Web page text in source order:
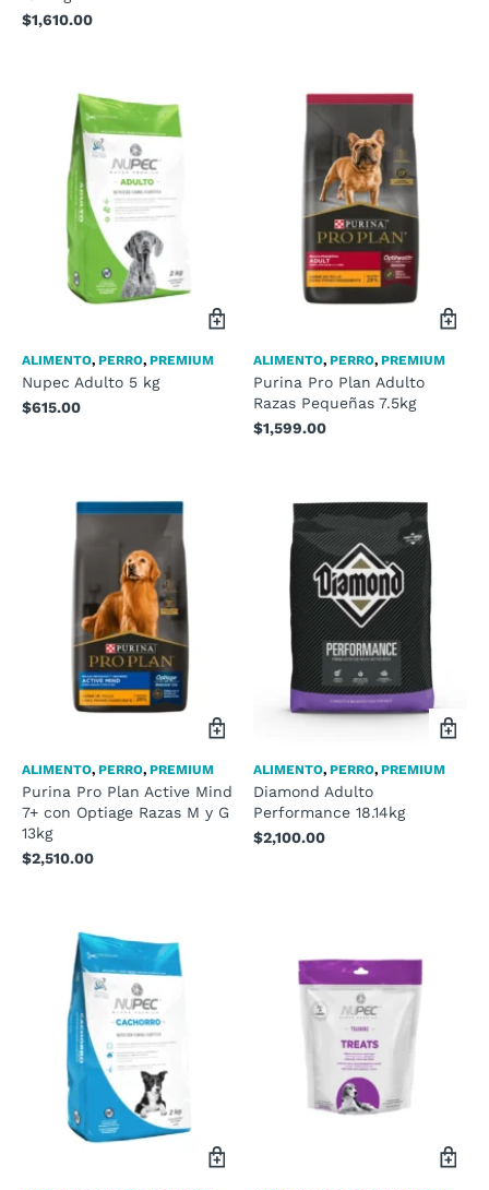
$1,610.00
ALIMENTO, PERRO, PREMIUM
Nupec Adulto 5 kg
$615.00
ALIMENTO,PERRO,PREMIUM
Purina Pro Plan Adulto
Razas Pequeñas 7.5kg
$1,599.00
ALIMENTO, PERRO, PREMIUM
Purina Pro Plan Active Mind
7+ con Optiage Razas M y G
13kg
$2,510.00
ALIMENTO,PERRO,PREMIUM
Diamond Adulto
Performance 18.14kg
$2,100.00